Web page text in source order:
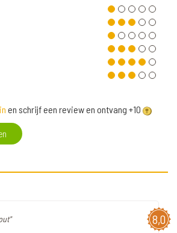
en schrijf een review en ontvang +10
8,0